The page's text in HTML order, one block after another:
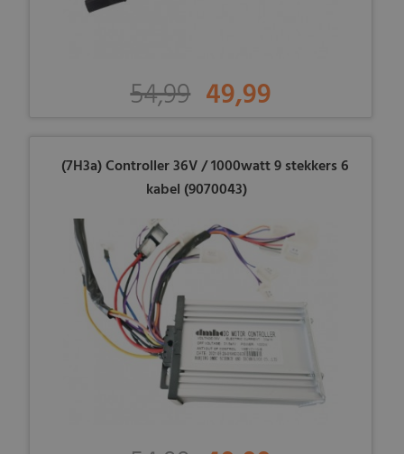
54,99 49,99
(7H3a) Controller 36V / 1000watt 9 stekkers 6
kabel (9070043)